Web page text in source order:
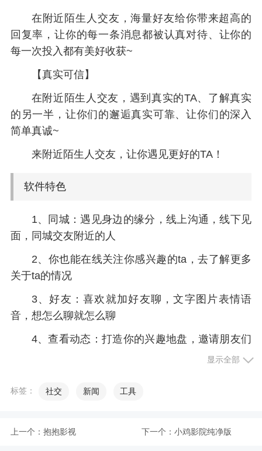
在附近陌生人交友，海量好友给你带来超高的
回复率，让你的每一条消息都被认真对待、让你的
每一次投入都有美好收获~
【真实可信】
在附近陌生人交友，遇到真实的TA、了解真实
的另一半，让你们的邂逅真实可靠、让你们的深入
简单真诚~
来附近陌生人交友，让你遇见更好的TA！
软件特色
1、同城：遇见身边的缘分，线上沟通，线下见
面，同城交友附近的人
2、你也能在线关注你感兴趣的ta，去了解更多
关于ta的情况
3、好友：喜欢就加好友聊，文字图片表情语
音，想怎么聊就怎么聊
4、查看动态：打造你的兴趣地盘，邀请朋友们
可以参与很多话题
你的兴趣爱好匹配
显示全部
标签： 社交 新闻 工具
上一个： 抱抱影视 下一个： 小鸡影院纯净版